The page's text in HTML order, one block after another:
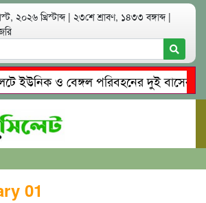
২০২৬ খ্রিস্টাব্দ | ২৩শে শ্রাবণ, ১৪৩৩ বঙ্গাব্দ |
ইউনিক ও বেঙ্গল পরিবহনের দুই বাসের
প্রেমের ফাঁদে তরুণী পাচার: মাদকাসক্ত
01